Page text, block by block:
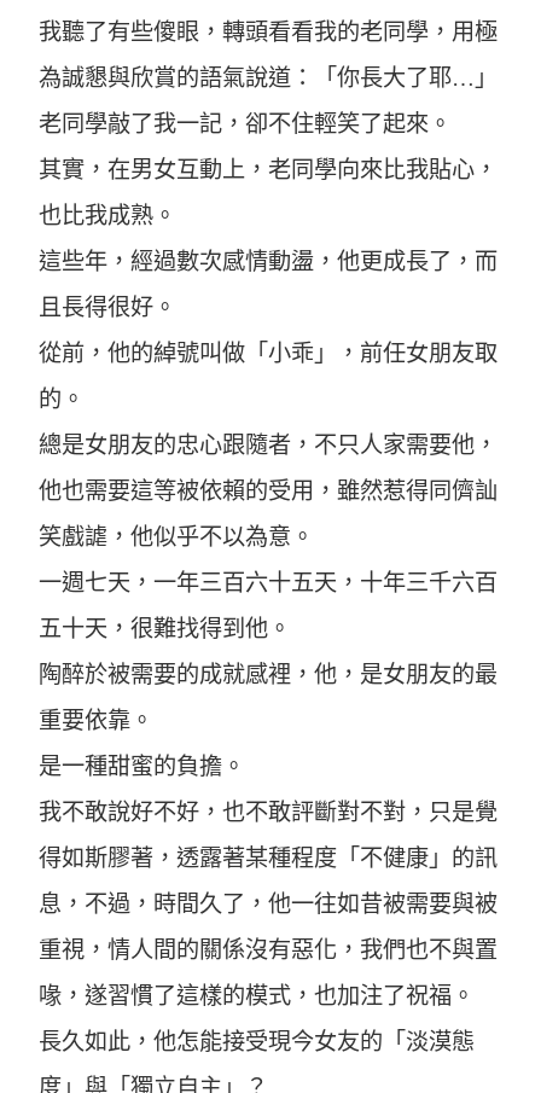
我聽了有些傻眼，轉頭看看我的老同學，用極
為誠懇與欣賞的語氣說道：「你長大了耶…」
老同學敲了我一記，卻不住輕笑了起來。
其實，在男女互動上，老同學向來比我貼心，
也比我成熟。
這些年，經過數次感情動盪，他更成長了，而
且長得很好。
從前，他的綽號叫做「小乖」，前任女朋友取
的。
總是女朋友的忠心跟隨者，不只人家需要他，
他也需要這等被依賴的受用，雖然惹得同儕訕
笑戲謔，他似乎不以為意。
一週七天，一年三百六十五天，十年三千六百
五十天，很難找得到他。
陶醉於被需要的成就感裡，他，是女朋友的最
重要依靠。
是一種甜蜜的負擔。
我不敢說好不好，也不敢評斷對不對，只是覺
得如斯膠著，透露著某種程度「不健康」的訊
息，不過，時間久了，他一往如昔被需要與被
重視，情人間的關係沒有惡化，我們也不與置
喙，遂習慣了這樣的模式，也加注了祝福。
長久如此，他怎能接受現今女友的「淡漠態
度」與「獨立自主」？